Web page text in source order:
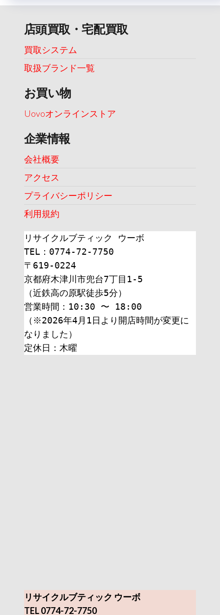
店頭買取・宅配買取
買取システム
取扱ブランド一覧
お買い物
Uovoオンラインストア
企業情報
会社概要
アクセス
プライバシーポリシー
利用規約
リサイクルブティック ウーボ
TEL：0774-72-7750
〒619-0224
京都府木津川市兜台7丁目1-5
（近鉄高の原駅徒歩5分）
営業時間：10:30 〜 18:00
（※2026年4月1日より開店時間が変更に
なりました）
定休日：木曜
リサイクルブティック ウーボ
TEL 0774-72-7750